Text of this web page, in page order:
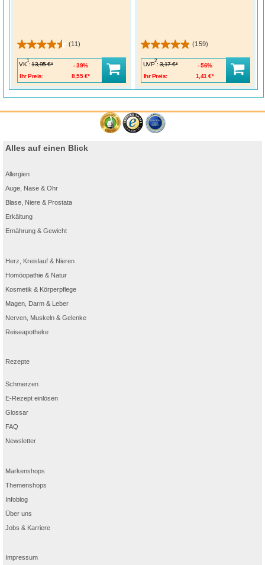
(11)
VK
1
: 13,95 €*
Ihr Preis:
8,55 €*
39%
(159)
UVP
2
: 3,17 €*
Ihr Preis:
1,41 €*
56%
Alles auf einen Blick
Allergien
Auge, Nase & Ohr
Blase, Niere & Prostata
Erkältung
Ernährung & Gewicht
Herz, Kreislauf & Nieren
Homöopathie & Natur
Kosmetik & Körperpflege
Magen, Darm & Leber
Nerven, Muskeln & Gelenke
Reiseapotheke
Rezepte
Schmerzen
E-Rezept einlösen
Glossar
FAQ
Newsletter
Markenshops
Themenshops
Infoblog
Über uns
Jobs & Karriere
Impressum